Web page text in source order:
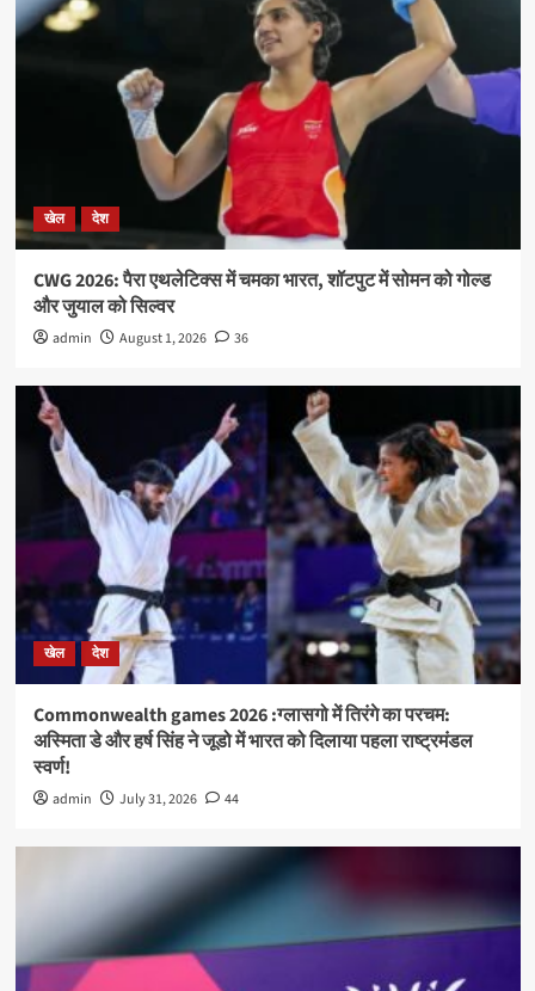
खेल देश
CWG 2026: पैरा एथलेटिक्स में चमका भारत, शॉटपुट में सोमन को गोल्ड
और जुयाल को सिल्वर
admin August 1, 2026 36
खेल देश
Commonwealth games 2026 :ग्लासगो में तिरंगे का परचम:
अस्मिता डे और हर्ष सिंह ने जूडो में भारत को दिलाया पहला राष्ट्रमंडल
स्वर्ण!
admin July 31, 2026 44